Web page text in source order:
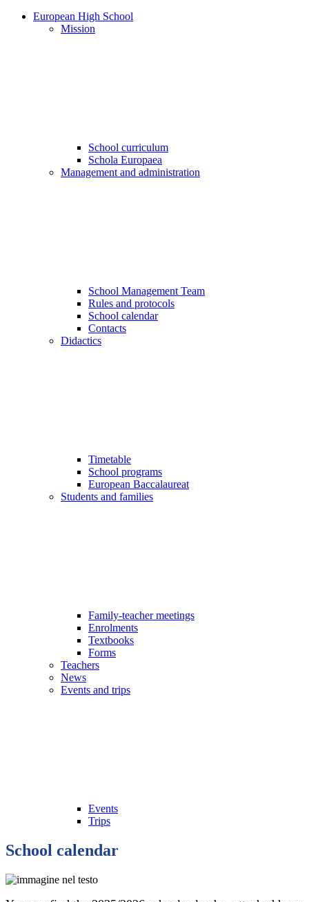
European High School
Mission
School curriculum
Schola Europaea
Management and administration
School Management Team
Rules and protocols
School calendar
Contacts
Didactics
Timetable
School programs
European Baccalaureat
Students and families
Family-teacher meetings
Enrolments
Textbooks
Forms
Teachers
News
Events and trips
Events
Trips
School calendar